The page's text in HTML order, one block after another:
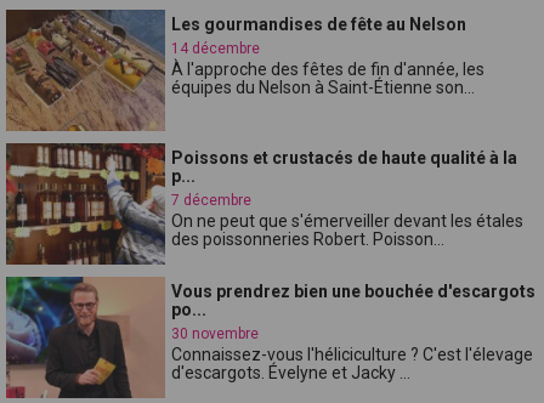
Les gourmandises de fête au Nelson
14 décembre
À l'approche des fêtes de fin d'année, les
équipes du Nelson à Saint-Étienne son...
Poissons et crustacés de haute qualité à la
p...
7 décembre
On ne peut que s'émerveiller devant les étales
des poissonneries Robert. Poisson...
Vous prendrez bien une bouchée d'escargots
po...
30 novembre
Connaissez-vous l'héliciculture ? C'est l'élevage
d'escargots. Évelyne et Jacky ...